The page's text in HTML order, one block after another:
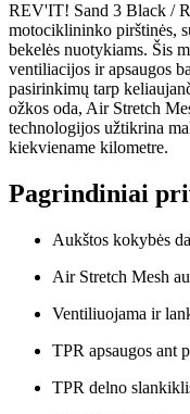
REV'IT! Sand 3 Black /
motociklininko pirštinės,
bekelės nuotykiams. Šis
ventiliacijos ir apsaugos
pasirinkimų tarp
ožkos oda, Air Stretch
technologijos užtikrina
kiekviename kilometre.
Pagrindiniai
Aukštos kokybės
Air Stretch Mesh
Ventiliuojama ir
TPR apsaugos ant
TPR delno